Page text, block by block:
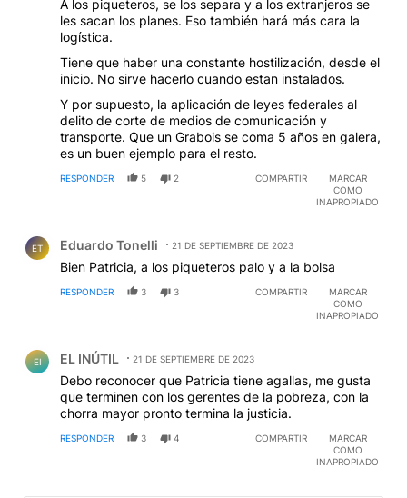
A los piqueteros, se los separa y a los extranjeros se
les sacan los planes. Eso también hará más cara la
logística.
Tiene que haber una constante hostilización, desde el
inicio. No sirve hacerlo cuando estan instalados.
Y por supuesto, la aplicación de leyes federales al
delito de corte de medios de comunicación y
transporte. Que un Grabois se coma 5 años en galera,
es un buen ejemplo para el resto.
RESPONDER 5 2 COMPARTIR
MARCAR
COMO
INAPROPIADO
ET Eduardo Tonelli 21 DE SEPTIEMBRE DE 2023
Bien Patricia, a los piqueteros palo y a la bolsa
RESPONDER 3 3 COMPARTIR
MARCAR
COMO
INAPROPIADO
EI EL INÚTIL 21 DE SEPTIEMBRE DE 2023
Debo reconocer que Patricia tiene agallas, me gusta
que terminen con los gerentes de la pobreza, con la
chorra mayor pronto termina la justicia.
RESPONDER 3 4 COMPARTIR
MARCAR
COMO
INAPROPIADO